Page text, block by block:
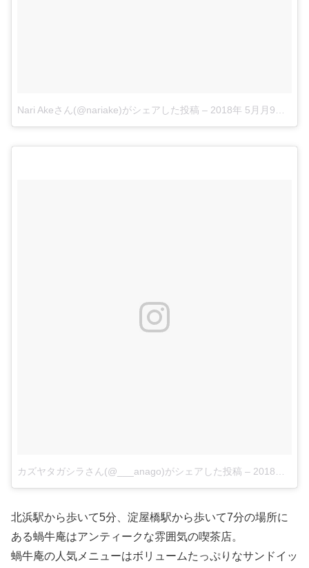
Nari Akeさん(@nariake)がシェアした投稿 – 2018年 5月月9日午後9時25分PDT
カズヤタガシラさん(@___anago)がシェアした投稿 – 2018年 3月月31日午前2時58分PDT
北浜駅から歩いて5分、淀屋橋駅から歩いて7分の場所に
ある蝸牛庵はアンティークな雰囲気の喫茶店。
蝸牛庵の人気メニューはボリュームたっぷりなサンドイッ